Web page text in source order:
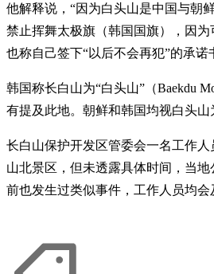
他解释说，“因为白头山是中国与朝
禁止挥舞太极旗（韩国国旗），因为
也称自己签下“以后不会再犯”的承诺
韩国称长白山为“白头山”（Baekdu
有提及此地。朝鲜和韩国均视白头山
长白山保护开发区管委会一名工作
山北景区，但未透露具体时间，当
前也发生过类似事件，工作人员均会